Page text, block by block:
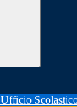
Ufficio